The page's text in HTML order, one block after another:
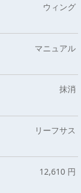
ウィング
マニュアル
抹消
リーフサス
12,610 円